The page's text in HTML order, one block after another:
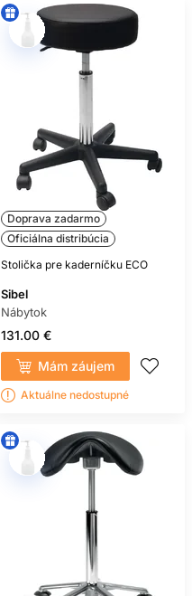
Doprava zadarmo
Oficiálna distribúcia
Stolička pre kaderníčku ECO
Sibel
Nábytok
131.00 €
Mám záujem
Aktuálne nedostupné